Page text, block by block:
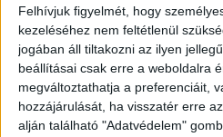
Felhívjuk figyelmét, hogy
kezeléséhez nem feltétlenül
jogában áll tiltakozni az ilyen
beállításai csak erre a weboldalra
megváltoztathatja a preferenciáit,
hozzájárulását, ha visszatér erre
alján található "Adatvédelem"